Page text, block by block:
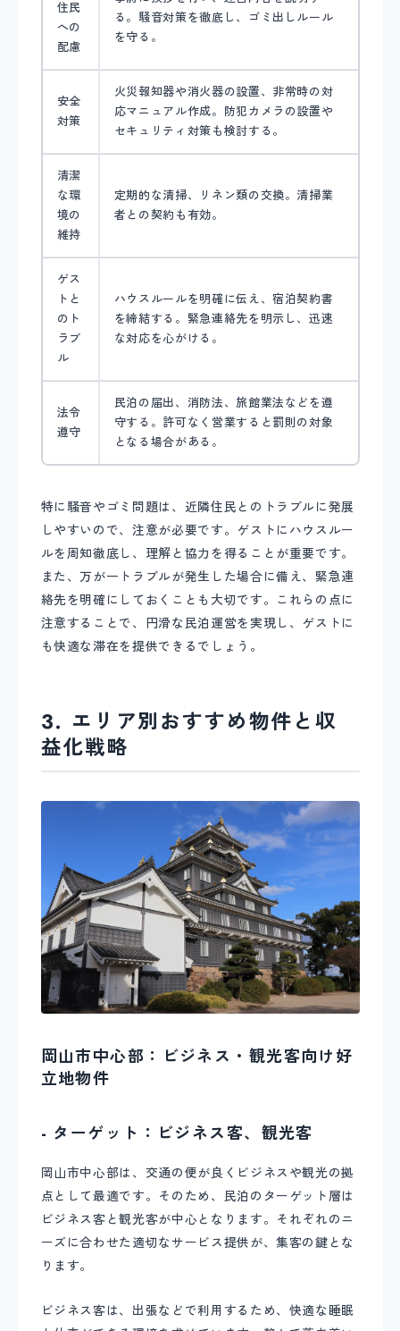
住民
への
配慮
る。騒音対策を徹底し、ゴミ出しルール
を守る。
安全
対策
火災報知器や消火器の設置、非常時の対
応マニュアル作成。防犯カメラの設置や
セキュリティ対策も検討する。
清潔
な環
境の
維持
定期的な清掃、リネン類の交換。清掃業
者との契約も有効。
ゲス
トと
のト
ラブ
ル
ハウスルールを明確に伝え、宿泊契約書
を締結する。緊急連絡先を明示し、迅速
な対応を心がける。
法令
遵守
民泊の届出、消防法、旅館業法などを遵
守する。許可なく営業すると罰則の対象
となる場合がある。
特に騒音やゴミ問題は、近隣住民とのトラブルに発展
しやすいので、注意が必要です。ゲストにハウスルー
ルを周知徹底し、理解と協力を得ることが重要です。
また、万が一トラブルが発生した場合に備え、緊急連
絡先を明確にしておくことも大切です。これらの点に
注意することで、円滑な民泊運営を実現し、ゲストに
も快適な滞在を提供できるでしょう。
3. エリア別おすすめ物件と収
益化戦略
岡山市中心部：ビジネス・観光客向け好
立地物件
- ターゲット：ビジネス客、観光客
岡山市中心部は、交通の便が良くビジネスや観光の拠
点として最適です。そのため、民泊のターゲット層は
ビジネス客と観光客が中心となります。それぞれのニ
ーズに合わせた適切なサービス提供が、集客の鍵とな
ります。
ビジネス客は、出張などで利用するため、快適な睡眠